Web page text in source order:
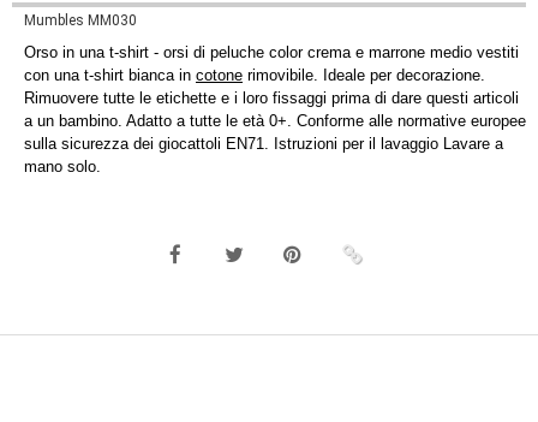
Mumbles MM030
Orso in una t-shirt - orsi di peluche color crema e marrone medio vestiti
con una t-shirt bianca in cotone rimovibile. Ideale per decorazione.
Rimuovere tutte le etichette e i loro fissaggi prima di dare questi articoli
a un bambino. Adatto a tutte le età 0+. Conforme alle normative europee
sulla sicurezza dei giocattoli EN71. Istruzioni per il lavaggio Lavare a
mano solo.